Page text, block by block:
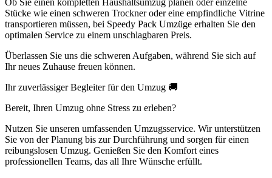
Ob Sie einen kompletten Haushaltsumzug planen oder einzelne
Stücke wie einen schweren Trockner oder eine empfindliche Vitrine
transportieren müssen, bei Speedy Pack Umzüge erhalten Sie den
optimalen Service zu einem unschlagbaren Preis.
Überlassen Sie uns die schweren Aufgaben, während Sie sich auf
Ihr neues Zuhause freuen können.
Ihr zuverlässiger Begleiter für den Umzug 🚚
Bereit, Ihren Umzug ohne Stress zu erleben?
Nutzen Sie unseren umfassenden Umzugsservice. Wir unterstützen
Sie von der Planung bis zur Durchführung und sorgen für einen
reibungslosen Umzug. Genießen Sie den Komfort eines
professionellen Teams, das all Ihre Wünsche erfüllt.